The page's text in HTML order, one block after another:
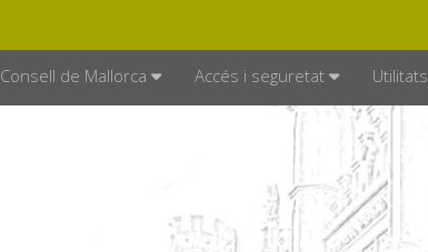
Consell de Mallorca Accés i seguretat Utilitats